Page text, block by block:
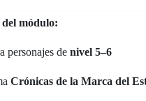
módulo:
personajes de nivel 5–6
Crónicas de la Marca del